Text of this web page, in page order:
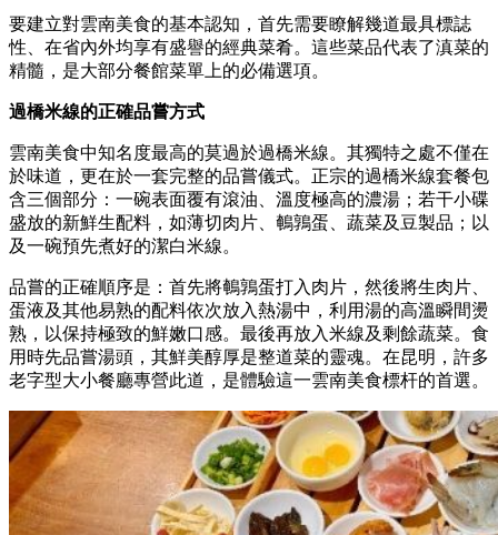
要建立對雲南美食的基本認知，首先需要瞭解幾道最具標誌
性、在省內外均享有盛譽的經典菜肴。這些菜品代表了滇菜的
精髓，是大部分餐館菜單上的必備選項。
過橋米線的正確品嘗方式
雲南美食中知名度最高的莫過於過橋米線。其獨特之處不僅在
於味道，更在於一套完整的品嘗儀式。正宗的過橋米線套餐包
含三個部分：一碗表面覆有滾油、溫度極高的濃湯；若干小碟
盛放的新鮮生配料，如薄切肉片、鵪鶉蛋、蔬菜及豆製品；以
及一碗預先煮好的潔白米線。
品嘗的正確順序是：首先將鵪鶉蛋打入肉片，然後將生肉片、
蛋液及其他易熟的配料依次放入熱湯中，利用湯的高溫瞬間燙
熟，以保持極致的鮮嫩口感。最後再放入米線及剩餘蔬菜。食
用時先品嘗湯頭，其鮮美醇厚是整道菜的靈魂。在昆明，許多
老字型大小餐廳專營此道，是體驗這一雲南美食標杆的首選。